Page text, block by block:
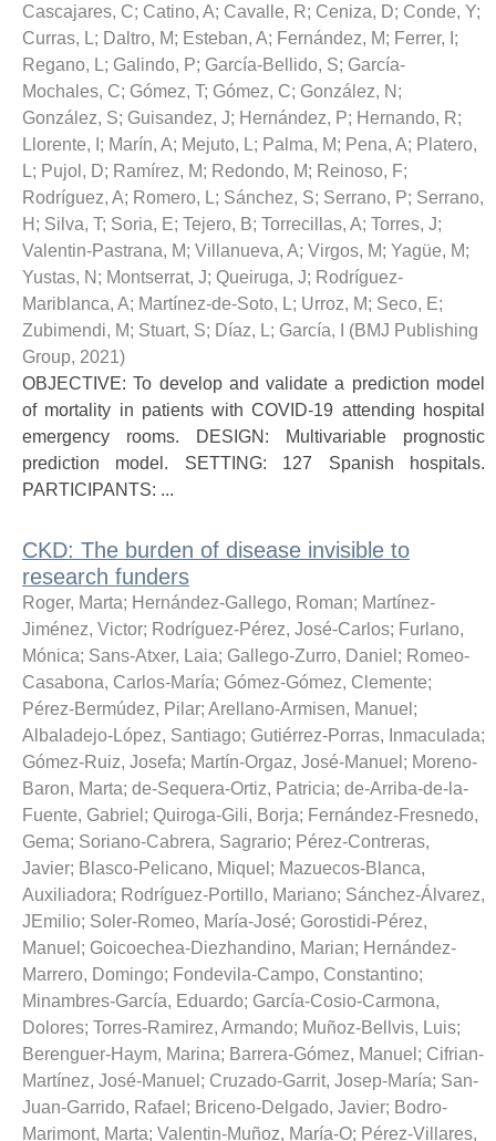
Cascajares, C; Catino, A; Cavalle, R; Ceniza, D; Conde, Y;
Curras, L; Daltro, M; Esteban, A; Fernández, M; Ferrer, I ;
Regano, L; Galindo, P; García-Bellido, S; García-
Mochales, C; Gómez, T; Gómez, C; González, N ;
González, S; Guisandez, J; Hernández, P; Hernando, R;
Llorente, I ; Marín, A; Mejuto, L; Palma, M; Pena, A; Platero,
L; Pujol, D; Ramírez, M; Redondo, M; Reinoso, F;
Rodríguez, A; Romero, L; Sánchez, S; Serrano, P; Serrano,
H ; Silva, T; Soria, E; Tejero, B; Torrecillas, A; Torres, J;
Valentin-Pastrana, M; Villanueva, A; Virgos, M; Yagüe, M;
Yustas, N ; Montserrat, J; Queiruga, J; Rodríguez-
Mariblanca, A; Martínez-de-Soto, L; Urroz, M; Seco, E;
Zubimendi, M; Stuart, S; Díaz, L; García, I (BMJ Publishing
Group, 2021)
OBJECTIVE: To develop and validate a prediction model
of mortality in patients with COVID-19 attending hospital
emergency rooms. DESIGN: Multivariable prognostic
prediction model. SETTING: 127 Spanish hospitals.
PARTICIPANTS: ...
CKD: The burden of disease invisible to
research funders
Roger, Marta; Hernández-Gallego, Roman; Martínez-
Jiménez, Victor; Rodríguez-Pérez, José-Carlos; Furlano,
Mónica; Sans-Atxer, Laia; Gallego-Zurro, Daniel ; Romeo-
Casabona, Carlos-María; Gómez-Gómez, Clemente;
Pérez-Bermúdez, Pilar; Arellano-Armisen, Manuel ;
Albaladejo-López, Santiago; Gutiérrez-Porras, Inmaculada;
Gómez-Ruiz, Josefa; Martín-Orgaz, José-Manuel ; Moreno-
Baron, Marta; de-Sequera-Ortiz, Patricia; de-Arriba-de-la-
Fuente, Gabriel ; Quiroga-Gili, Borja; Fernández-Fresnedo,
Gema; Soriano-Cabrera, Sagrario; Pérez-Contreras,
Javier; Blasco-Pelicano, Miquel ; Mazuecos-Blanca,
Auxiliadora; Rodríguez-Portillo, Mariano; Sánchez-Álvarez,
JEmilio; Soler-Romeo, María-José; Gorostidi-Pérez,
Manuel ; Goicoechea-Diezhandino, Marian; Hernández-
Marrero, Domingo; Fondevila-Campo, Constantino;
Minambres-García, Eduardo; García-Cosio-Carmona,
Dolores; Torres-Ramirez, Armando; Muñoz-Bellvis, Luis;
Berenguer-Haym, Marina; Barrera-Gómez, Manuel ; Cifrian-
Martínez, José-Manuel ; Cruzado-Garrit, Josep-María; San-
Juan-Garrido, Rafael ; Briceno-Delgado, Javier; Bodro-
Marimont, Marta; Valentin-Muñoz, María-O; Pérez-Villares,